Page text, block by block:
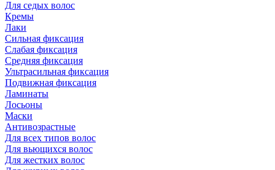
Для седых волос
Кремы
Лаки
Сильная фиксация
Слабая фиксация
Средняя фиксация
Ультрасильная фиксация
Подвижная фиксация
Ламинаты
Лосьоны
Маски
Антивозрастные
Для всех типов волос
Для вьющихся волос
Для жестких волос